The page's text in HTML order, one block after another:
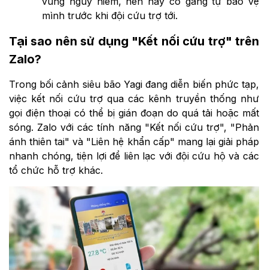
mình trước khi đội cứu trợ tới.
Tại sao nên sử dụng "Kết nối cứu trợ" trên
Zalo?
Trong bối cảnh siêu bão Yagi đang diễn biến phức tạp,
việc kết nối cứu trợ qua các kênh truyền thống như
gọi điện thoại có thể bị gián đoạn do quá tải hoặc mất
sóng. Zalo với các tính năng "Kết nối cứu trợ", "Phản
ánh thiên tai" và "Liên hệ khẩn cấp" mang lại giải pháp
nhanh chóng, tiện lợi để liên lạc với đội cứu hộ và các
tổ chức hỗ trợ khác.